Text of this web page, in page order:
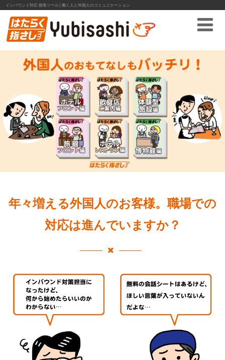
インバウンド対応 接客ツール│働く人と外国人のコミュニケーション
年々増える外国人のお客様。職場での
対応は進んでいますか？